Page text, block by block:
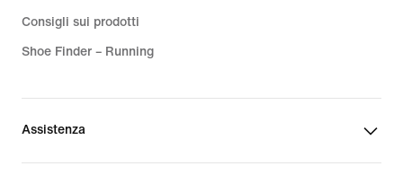
Consigli sui prodotti
Shoe Finder – Running
Assistenza